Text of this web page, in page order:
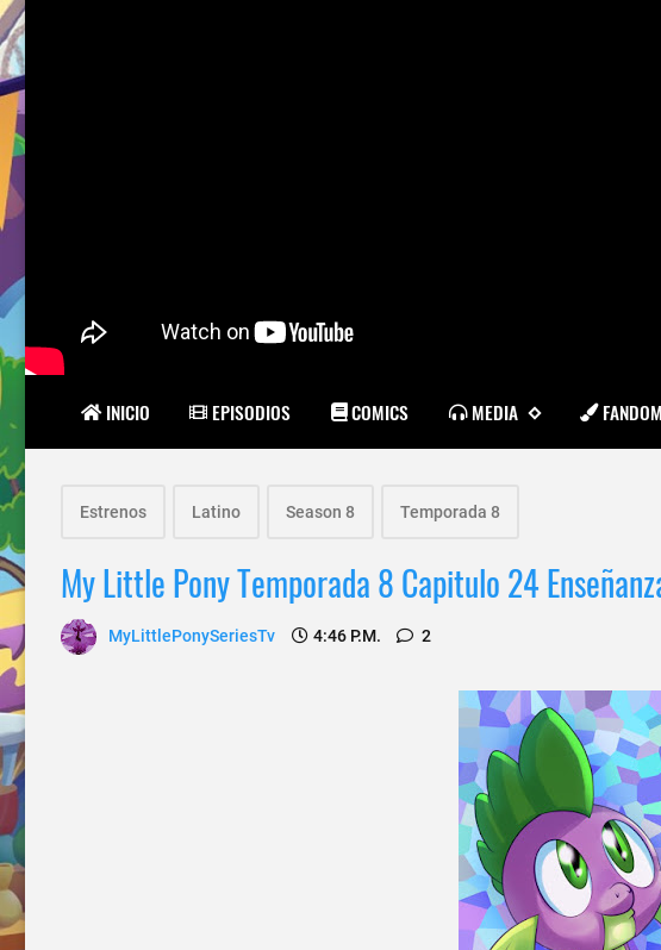
INICIO EPISODIOS COMICS MEDIA FANDOM
Estrenos Latino Season 8 Temporada 8
My Little Pony Temporada 8 Capitulo 24
MyLittlePonySeriesTv 4:46 P.m. 2